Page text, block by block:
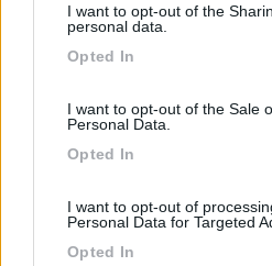
not limited to your visit or usage
grant or deny consent to Google
use your data for below specified
I want to opt-out of the
personal data.
Opted In
I want to opt-out of the Sale
Personal Data.
Opted In
I want to opt-out of
Personal Data for Targeted
Opted In
Area pianeggiante sulle
pagament...
Segnitz - 213.6km